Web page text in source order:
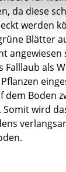
da diese
werden
Blätter
angewiesen
Falllaub als
dem Boden
Somit wird